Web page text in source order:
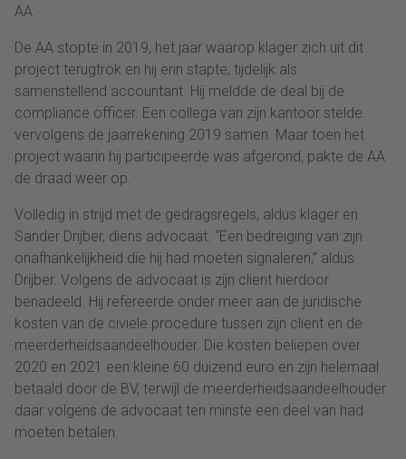
AA.
De AA stopte in 2019, het jaar waarop klager zich uit dit
project terugtrok en hij erin stapte, tijdelijk als
samenstellend accountant. Hij meldde de deal bij de
compliance officer. Een collega van zijn kantoor stelde
vervolgens de jaarrekening 2019 samen. Maar toen het
project waarin hij participeerde was afgerond, pakte de AA
de draad weer op.
Volledig in strijd met de gedragsregels, aldus klager en
Sander Drijber, diens advocaat. “Een bedreiging van zijn
onafhankelijkheid die hij had moeten signaleren,” aldus
Drijber. Volgens de advocaat is zijn client hierdoor
benadeeld. Hij refereerde onder meer aan de juridische
kosten van de civiele procedure tussen zijn client en de
meerderheidsaandeelhouder. Die kosten beliepen over
2020 en 2021 een kleine 60 duizend euro en zijn helemaal
betaald door de BV, terwijl de meerderheidsaandeelhouder
daar volgens de advocaat ten minste een deel van had
moeten betalen.